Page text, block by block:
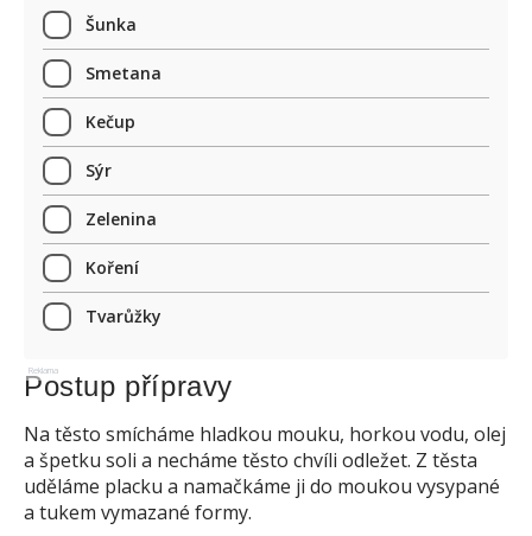
Šunka
Smetana
Kečup
Sýr
Zelenina
Koření
Tvarůžky
Reklama
Postup přípravy
Na těsto smícháme hladkou mouku, horkou vodu, olej
a špetku soli a necháme těsto chvíli odležet. Z těsta
uděláme placku a namačkáme ji do moukou vysypané
a tukem vymazané formy.